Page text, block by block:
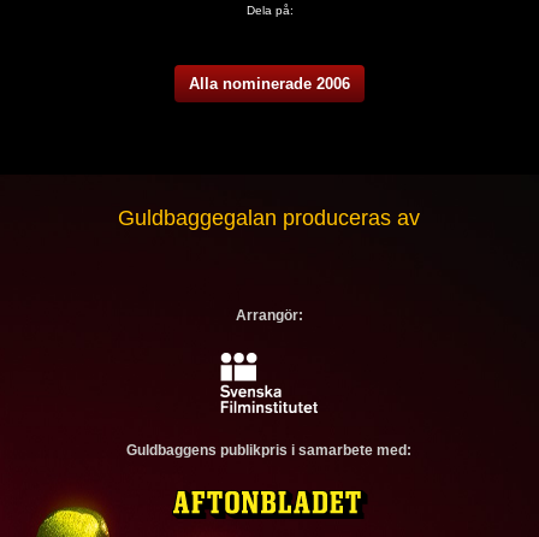
Dela på:
Alla nominerade 2006
Guldbaggegalan produceras av
Arrangör:
Guldbaggens publikpris i samarbete med: